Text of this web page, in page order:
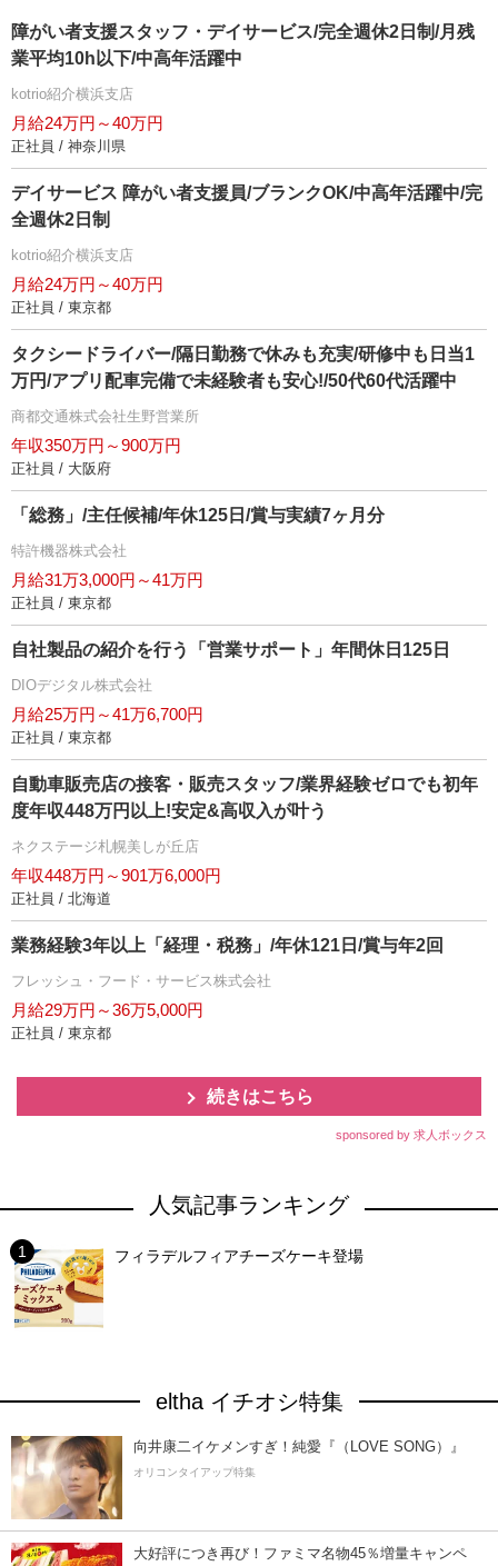
障がい者支援スタッフ・デイサービス/完全週休2日制/月残
業平均10h以下/中高年活躍中
kotrio紹介横浜支店
月給24万円～40万円
正社員 / 神奈川県
デイサービス 障がい者支援員/ブランクOK/中高年活躍中/完
全週休2日制
kotrio紹介横浜支店
月給24万円～40万円
正社員 / 東京都
タクシードライバー/隔日勤務で休みも充実/研修中も日当1
万円/アプリ配車完備で未経験者も安心!/50代60代活躍中
商都交通株式会社生野営業所
年収350万円～900万円
正社員 / 大阪府
「総務」/主任候補/年休125日/賞与実績7ヶ月分
特許機器株式会社
月給31万3,000円～41万円
正社員 / 東京都
自社製品の紹介を行う「営業サポート」年間休日125日
DIOデジタル株式会社
月給25万円～41万6,700円
正社員 / 東京都
自動車販売店の接客・販売スタッフ/業界経験ゼロでも初年
度年収448万円以上!安定&高収入が叶う
ネクステージ札幌美しが丘店
年収448万円～901万6,000円
正社員 / 北海道
業務経験3年以上「経理・税務」/年休121日/賞与年2回
フレッシュ・フード・サービス株式会社
月給29万円～36万5,000円
正社員 / 東京都
続きはこちら
sponsored by 求人ボックス
人気記事ランキング
フィラデルフィアチーズケーキ登場
eltha イチオシ特集
向井康二イケメンすぎ！純愛『（LOVE SONG）』
オリコンタイアップ特集
大好評につき再び！ファミマ名物45％増量キャンペ